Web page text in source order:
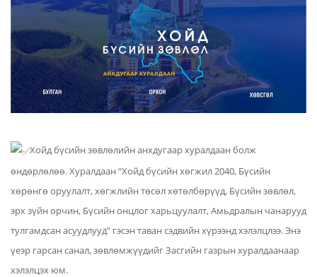
Хойд бүсийн зөвлөлийн анхдугаар хуралдаан болж
өндөрлөлөө. Хуралдаан “Хойд бүсийн хөгжил 2040, Бүсийн
хөрөнгө оруулалт, хөгжлийн төсөл хөтөлбөрүүд, Бүсийн зөвлөл,
эрх зүйн орчин, Бүсийн онцлог харьцуулалт, Амьдралын чанарууд
тулгамдсан асуудлууд” гэсэн таван сэдвийн хүрээнд хэлэлцлээ. Энэ
үеэр гарсан санал, зөвлөмжүүдийг Засгийн газрын хуралдаанаар
хэлэлцэх юм.